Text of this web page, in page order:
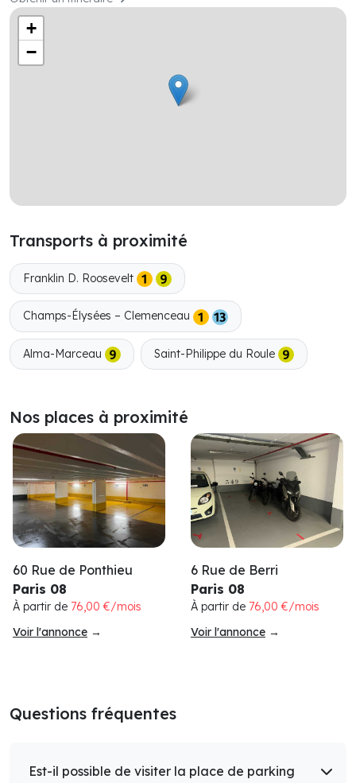
+
−
Transports à proximité
Franklin D. Roosevelt
Champs-Élysées – Clemenceau
Alma-Marceau Saint-Philippe du Roule
Nos places à proximité
60 Rue de Ponthieu
Paris 08
À partir de 76,00 €/mois
Voir l'annonce →
6 Rue de Berri
Paris 08
À partir de 76,00 €/mois
Voir l'annonce →
Questions fréquentes
Est-il possible de visiter la place de parking